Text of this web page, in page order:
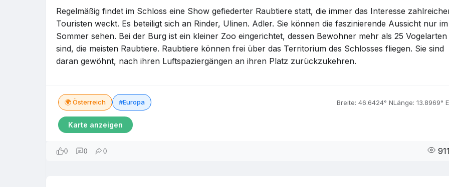
Regelmäßig findet im Schloss eine Show gefiederter Raubtiere statt, die immer das Interesse
Touristen weckt. Es beteiligt sich an Rinder, Ulinen. Adler. Sie können die faszinierende Aussicht nur im
Sommer sehen. Bei der Burg ist ein kleiner Zoo eingerichtet, dessen Bewohner mehr als 25 Vogelarten
sind, die meisten Raubtiere. Raubtiere können frei über das Territorium des Schlosses fliegen. Sie sind
daran gewöhnt, nach ihren Luftspaziergängen an ihren Platz zurückzukehren.
🌍 Österreich #Europa Breite: 46.6424° NLänge: 13.8969° E
Karte anzeigen
0 0 0